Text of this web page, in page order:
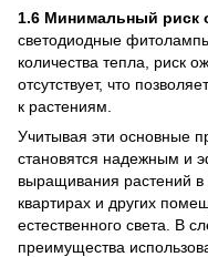
1.6 Минимальный риск
светодиодные
количества тепла, риск
отсутствует, что
к растениям.
Учитывая эти основные
становятся надежным и
выращивания растений
квартирах и других
естественного света. В
преимущества